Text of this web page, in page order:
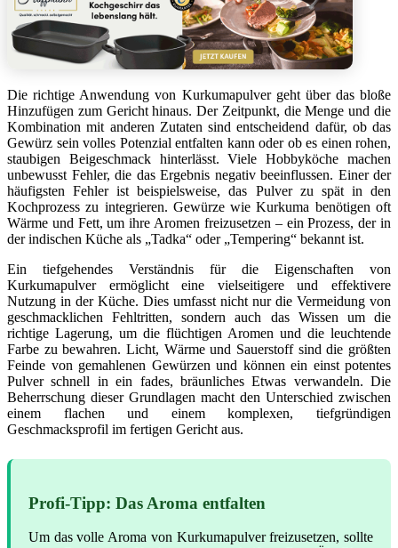
Die richtige Anwendung von Kurkumapulver geht über das bloße
Hinzufügen zum Gericht hinaus. Der Zeitpunkt, die Menge und die
Kombination mit anderen Zutaten sind entscheidend dafür, ob das
Gewürz sein volles Potenzial entfalten kann oder ob es einen rohen,
staubigen Beigeschmack hinterlässt. Viele Hobbyköche machen
unbewusst Fehler, die das Ergebnis negativ beeinflussen. Einer der
häufigsten Fehler ist beispielsweise, das Pulver zu spät in den
Kochprozess zu integrieren. Gewürze wie Kurkuma benötigen oft
Wärme und Fett, um ihre Aromen freizusetzen – ein Prozess, der in
der indischen Küche als „Tadka“ oder „Tempering“ bekannt ist.
Ein tiefgehendes Verständnis für die Eigenschaften von
Kurkumapulver ermöglicht eine vielseitigere und effektivere
Nutzung in der Küche. Dies umfasst nicht nur die Vermeidung von
geschmacklichen Fehltritten, sondern auch das Wissen um die
richtige Lagerung, um die flüchtigen Aromen und die leuchtende
Farbe zu bewahren. Licht, Wärme und Sauerstoff sind die größten
Feinde von gemahlenen Gewürzen und können ein einst potentes
Pulver schnell in ein fades, bräunliches Etwas verwandeln. Die
Beherrschung dieser Grundlagen macht den Unterschied zwischen
einem flachen und einem komplexen, tiefgründigen
Geschmacksprofil im fertigen Gericht aus.
Profi-Tipp: Das Aroma entfalten
Um das volle Aroma von Kurkumapulver freizusetzen, sollte